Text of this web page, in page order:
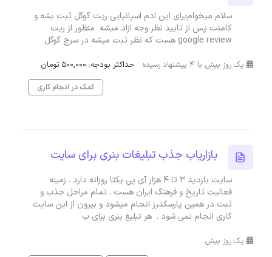
سلام میخوام‌برای این ادم اسپانیایی ریت گوگل ثبت بشه و
کامنت پس از تایید نظر وجه ازاد میشه منظور از ریت
google review هست که نظر ثبت میشه در سرچ گوگل
یک روز پیش با 4 پیشنهاد رسیده
حداکثر بودجه: 500,000 تومان
کمک در انجام کاری
بازاریاب جذب تبلیغات بنری برای سایت
سایت بازدید 3 تا 4 هزار آی پی یکتا روزانه دارد . زمینه
فعالیت تاریخ و فرهنگ ایران هست . تمام مراحل جذب و
ثبت در همین پارسکدرز انجام میشود و بیرون از این سایت
کاری انجام نمی شود . هر تبلیغ بنری برای ب
یک روز پیش